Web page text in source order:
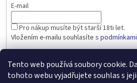
Tento web používá soubory cookie.
tohoto webu vyjadřujete souhlas s
E-mail
Pro nákup musíte být starší 18ti let.
Vložením e-mailu souhlasíte s
PŘIHLÁSIT SE